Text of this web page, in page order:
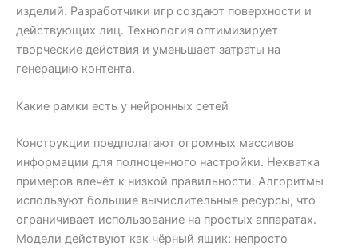
изделий. Разработчики игр создают поверхности и
действующих лиц. Технология оптимизирует
творческие действия и уменьшает затраты на
генерацию контента.
Какие рамки есть у нейронных сетей
Конструкции предполагают огромных массивов
информации для полноценного настройки. Нехватка
примеров влечёт к низкой правильности. Алгоритмы
используют большие вычислительные ресурсы, что
ограничивает использование на простых аппаратах.
Модели действуют как чёрный ящик: непросто